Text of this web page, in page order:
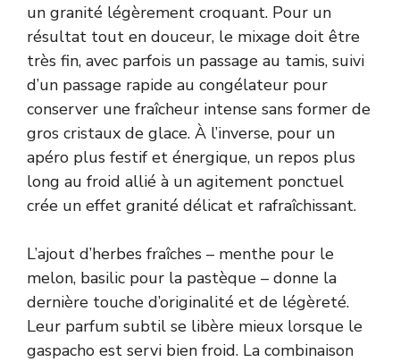
un granité légèrement croquant. Pour un
résultat tout en douceur, le mixage doit être
très fin, avec parfois un passage au tamis, suivi
d’un passage rapide au congélateur pour
conserver une fraîcheur intense sans former de
gros cristaux de glace. À l’inverse, pour un
apéro plus festif et énergique, un repos plus
long au froid allié à un agitement ponctuel
crée un effet granité délicat et rafraîchissant.
L’ajout d’herbes fraîches – menthe pour le
melon, basilic pour la pastèque – donne la
dernière touche d’originalité et de légèreté.
Leur parfum subtil se libère mieux lorsque le
gaspacho est servi bien froid. La combinaison